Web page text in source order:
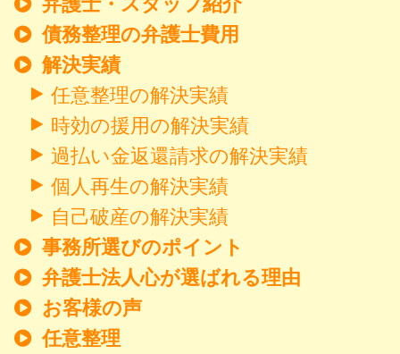
債務整理の弁護士費用
解決実績
任意整理の解決実績
時効の援用の解決実績
過払い金返還請求の解決実績
個人再生の解決実績
自己破産の解決実績
事務所選びのポイント
弁護士法人心が選ばれる理由
お客様の声
任意整理